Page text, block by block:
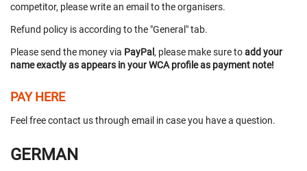
competitor, please write an email to the organisers.
Refund policy is according to the "General" tab.
Please send the money via PayPal, please make sure toadd your
name exactly as appears in your WCA profile as payment note!
PAY HERE
Feel free contact us through email in case you have a question.
GERMAN